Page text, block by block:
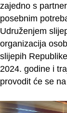
zajedno s
posebnim
Udruženjem
organizacija
slijepih
2024. godine i
provodit će se